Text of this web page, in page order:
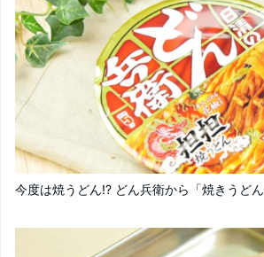
今度は焼うどん!? どん兵衛から「焼きうど